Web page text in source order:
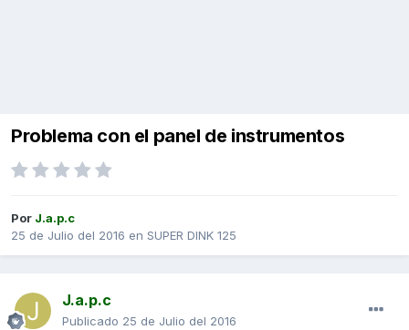
Problema con el panel de instrumentos
Por J.a.p.c
25 de Julio del 2016 en SUPER DINK 125
J.a.p.c
Publicado 25 de Julio del 2016